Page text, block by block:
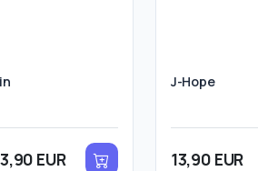
EUR
J-Hope
13,90 EUR